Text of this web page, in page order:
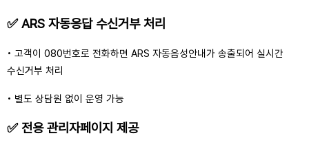
✅ ARS 자동응답 수신거부 처리
• 고객이 080번호로 전화하면 ARS 자동음성안내가 송출되어 실시간
수신거부 처리
• 별도 상담원 없이 운영 가능
✅ 전용 관리자페이지 제공